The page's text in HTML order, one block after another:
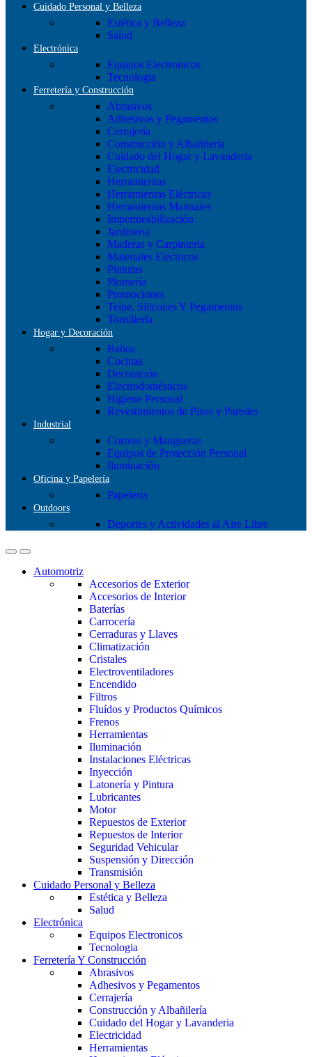
Cuidado Personal y Belleza
Estética y Belleza
Salud
Electrónica
Equipos Electronicos
Tecnologia
Ferretería y Construcción
Abrasivos
Adhesivos y Pegamentos
Cerrajería
Construcción y Albañilería
Cuidado del Hogar y Lavanderia
Electricidad
Herramientas
Herramientas Eléctricas
Herramientas Manuales
Impermeabilización
Jardineria
Maderas y Carpintería
Materiales Eléctricos
Pinturas
Plomería
Promociones
Teipe, Silicones Y Pegamentos
Tornillería
Hogar y Decoración
Baños
Cocinas
Decoración
Electrodomésticos
Higiene Personal
Revestimientos de Pisos y Paredes
Industrial
Correas y Mangueras
Equipos de Protección Personal
Iluminación
Oficina y Papelería
Papeleria
Outdoors
Deportes y Actividades al Aire Libre
Automotriz
Accesorios de Exterior
Accesorios de Interior
Baterías
Carrocería
Cerraduras y Llaves
Climatización
Cristales
Electroventiladores
Encendido
Filtros
Fluídos y Productos Químicos
Frenos
Herramientas
Iluminación
Instalaciones Eléctricas
Inyección
Latonería y Pintura
Lubricantes
Motor
Repuestos de Exterior
Repuestos de Interior
Seguridad Vehicular
Suspensión y Dirección
Transmisión
Cuidado Personal y Belleza
Estética y Belleza
Salud
Electrónica
Equipos Electronicos
Tecnologia
Ferretería Y Construcción
Abrasivos
Adhesivos y Pegamentos
Cerrajería
Construcción y Albañilería
Cuidado del Hogar y Lavanderia
Electricidad
Herramientas